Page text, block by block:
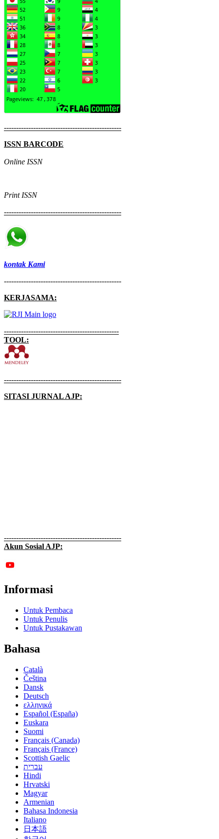
------------------------------------------------
ISSN BARCODE
Online ISSN
PrintISSN
------------------------------------------------
kontak Kami
------------------------------------------------
KERJASAMA:
-----------------------------------------------
TOOL:
------------------------------------------------
SITASI JURNAL AJP:
------------------------------------------------
Akun Sosial AJP:
Informasi
Untuk Pembaca
Untuk Penulis
Untuk Pustakawan
Bahasa
Català
Čeština
Dansk
Deutsch
ελληνικά
Español (España)
Euskara
Suomi
Français (Canada)
Français (France)
Scottish Gaelic
עברית
Hindi
Hrvatski
Magyar
Armenian
Bahasa Indonesia
Italiano
日本語